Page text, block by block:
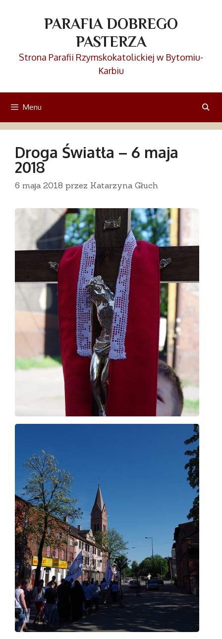
PARAFIA DOBREGO
PASTERZA
Strona Parafii Rzymskokatolickiej w Bytomiu-
Karbiu
Menu
Droga Światła – 6 maja
2018
6 maja 2018 przez Katarzyna Głuch